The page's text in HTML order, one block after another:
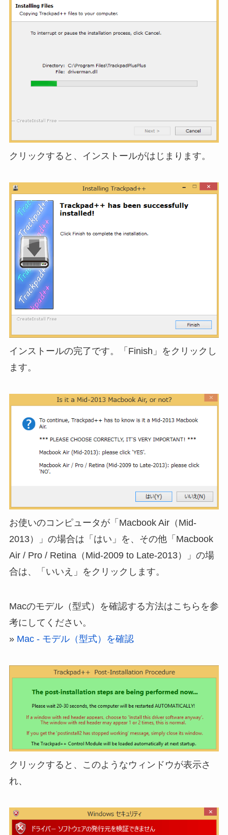
クリックすると、インストールがはじまります。
インストールの完了です。「Finish」をクリックし
ます。
お使いのコンピュータが「Macbook Air（Mid-
2013）」の場合は「はい」を、その他「Macbook
Air / Pro / Retina（Mid-2009 to Late-2013）」の場
合は、「いいえ」をクリックします。
Macのモデル（型式）を確認する方法はこちらを参
考にしてください。
» Mac - モデル（型式）を確認
クリックすると、このようなウィンドウが表示さ
れ、